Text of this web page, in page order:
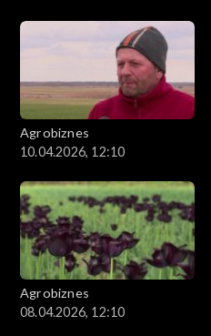
Agrobiznes
10.04.2026, 12:10
Agrobiznes
08.04.2026, 12:10